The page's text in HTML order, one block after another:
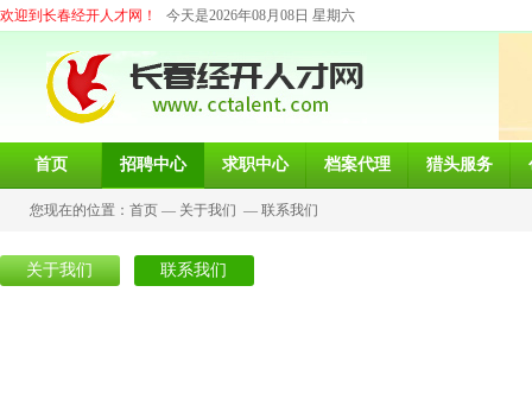
欢迎到长春经开人才网！ 今天是2026年08月08日 星期六
首页 招聘中心 求职中心 档案代理 猎头服务
您现在的位置： 首页 — 关于我们 — 联系我们
关于我们 联系我们